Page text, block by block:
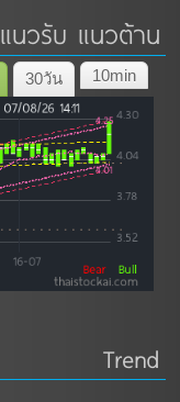
แนวรับ แนวต้าน
10min
30วัน
Trend